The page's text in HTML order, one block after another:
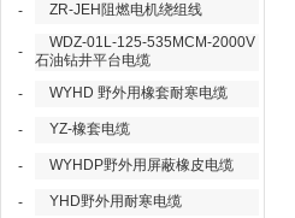
- ZR-JEH阻燃电机绕组线
-
WDZ-01L-125-535MCM-2000V
石油钻井平台电缆
-
WYHD 野外用橡套耐寒电缆
- YZ-橡套电缆
- WYHDP野外用屏蔽橡皮电缆
- YHD野外用耐寒电缆